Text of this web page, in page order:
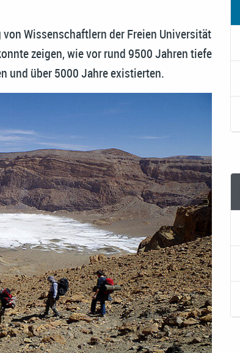
Wissenschaftlern der Freien Universität
zeigen, wie vor rund 9500 Jahren tiefe
und über 5000 Jahre existierten.